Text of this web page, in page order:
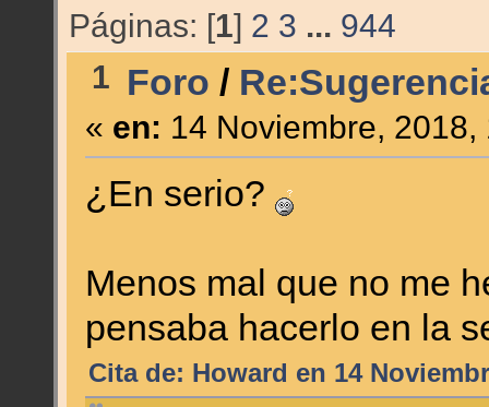
Páginas: [1] 2 3 ... 944
1 Foro /
« en: 14 Noviembre, 2018,
¿En serio?
Menos mal que no me
pensaba hacerlo en la
Cita de: Howard en 14